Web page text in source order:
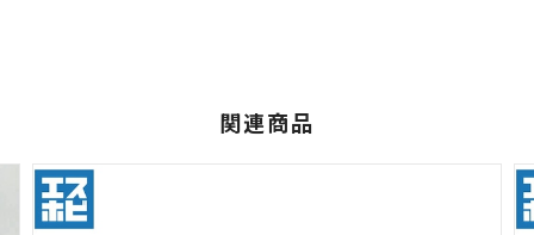
関連商品